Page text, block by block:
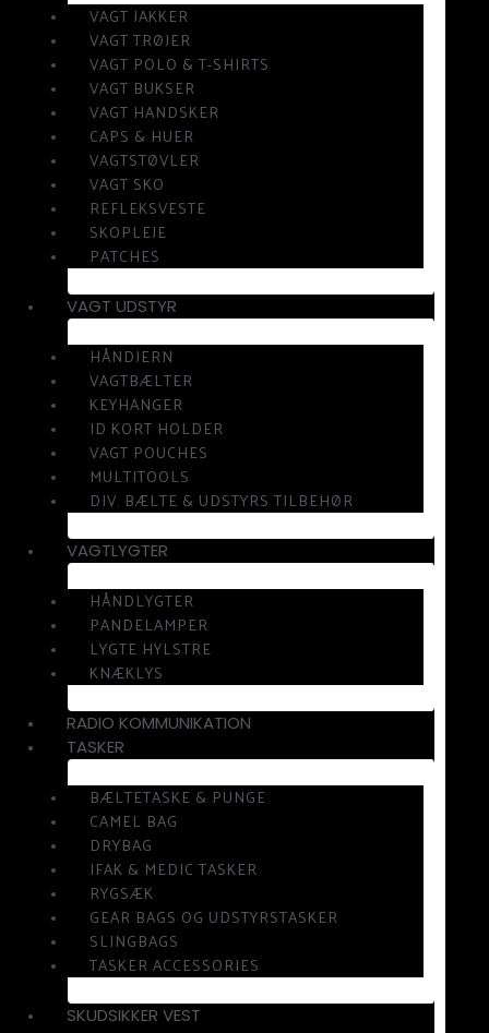
VAGT JAKKER
VAGT TRØJER
VAGT POLO & T-SHIRTS
VAGT BUKSER
VAGT HANDSKER
CAPS & HUER
VAGTSTØVLER
VAGT SKO
REFLEKSVESTE
SKOPLEJE
PATCHES
VAGT UDSTYR
HÅNDJERN
VAGTBÆLTER
KEYHANGER
ID KORT HOLDER
VAGT POUCHES
MULTITOOLS
DIV. BÆLTE & UDSTYRS TILBEHØR
VAGTLYGTER
HÅNDLYGTER
PANDELAMPER
LYGTE HYLSTRE
KNÆKLYS
RADIO KOMMUNIKATION
TASKER
BÆLTETASKE & PUNGE
CAMEL BAG
DRYBAG
IFAK & MEDIC TASKER
RYGSÆK
GEAR BAGS OG UDSTYRSTASKER
SLINGBAGS
TASKER ACCESSORIES
SKUDSIKKER VEST